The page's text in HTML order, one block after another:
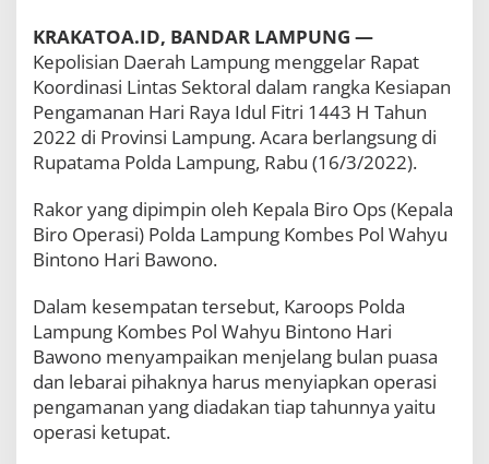
,
P
o
l
d
L
a
p
n
e
l
a
r
R
a
KRAKATOA.ID, BANDAR LAMPUNG —
Kepolisian Daerah Lampung menggelar Rapat
Koordinasi Lintas Sektoral dalam rangka Kesiapan
Pengamanan Hari Raya Idul Fitri 1443 H Tahun
2022 di Provinsi Lampung. Acara berlangsung di
Rupatama Polda Lampung, Rabu (16/3/2022).
Rakor yang dipimpin oleh Kepala Biro Ops (Kepala
Biro Operasi) Polda Lampung Kombes Pol Wahyu
Bintono Hari Bawono.
Dalam kesempatan tersebut, Karoops Polda
Lampung Kombes Pol Wahyu Bintono Hari
Bawono menyampaikan menjelang bulan puasa
dan lebarai pihaknya harus menyiapkan operasi
pengamanan yang diadakan tiap tahunnya yaitu
operasi ketupat.